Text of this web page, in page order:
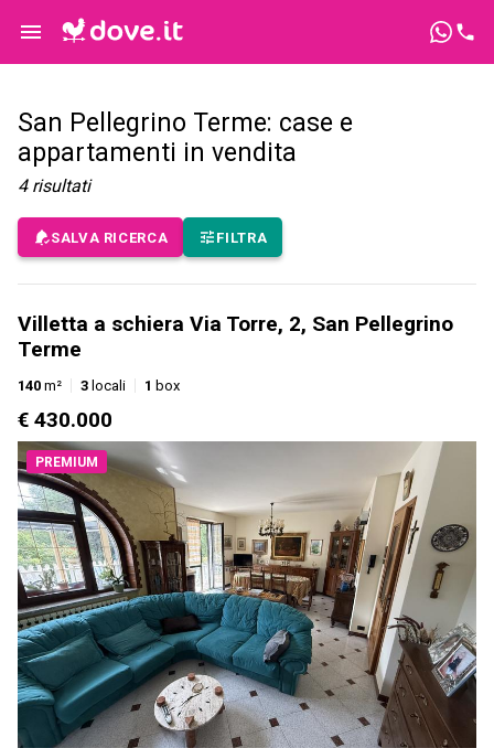
San Pellegrino Terme: case e
appartamenti in vendita
4 risultati
SALVA RICERCA FILTRA
Villetta a schiera Via Torre, 2, San Pellegrino
Terme
140 m² 3 locali 1 box
€ 430.000
PREMIUM